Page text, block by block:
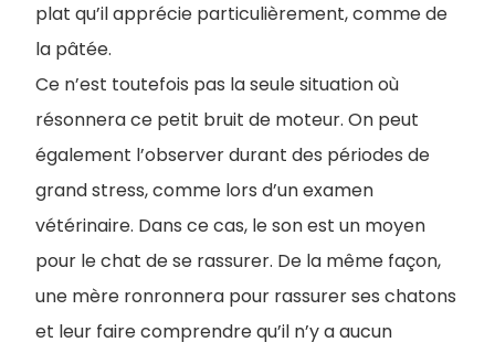
plat qu’il apprécie particulièrement, comme de
la pâtée.
Ce n’est toutefois pas la seule situation où
résonnera ce petit bruit de moteur. On peut
également l’observer durant des périodes de
grand stress, comme lors d’un examen
vétérinaire. Dans ce cas, le son est un moyen
pour le chat de se rassurer. De la même façon,
une mère ronronnera pour rassurer ses chatons
et leur faire comprendre qu’il n’y a aucun